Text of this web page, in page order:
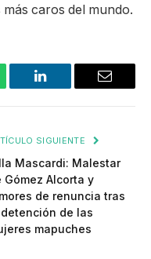
caros del mundo.
LinkedIn Email
SIGUIENTE
Mascardi: Malestar
Gómez Alcorta y
de renuncia tras
de las
mapuches